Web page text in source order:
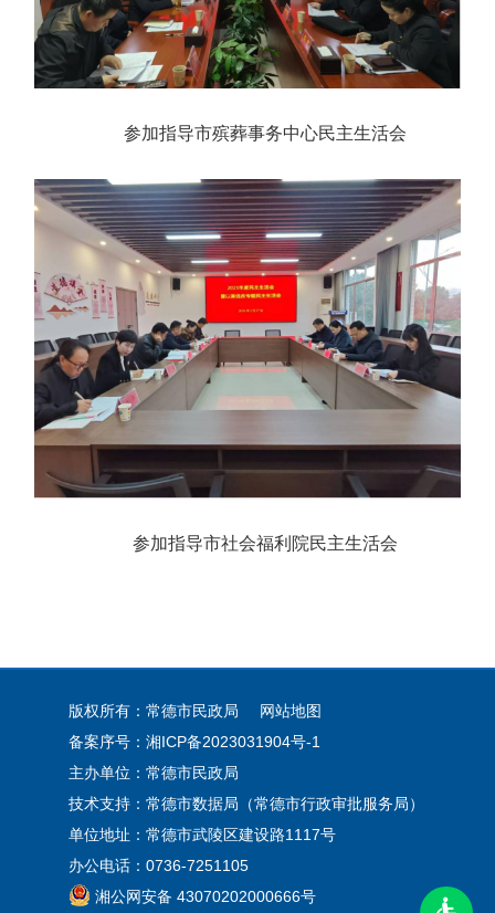
参加指导市殡葬事务中心民主生活会
参加指导市社会福利院民主生活会
版权所有：常德市民政局
网站地图
备案序号： 湘ICP备2023031904号-1
主办单位：常德市民政局
技术支持：常德市数据局（常德市行政审批服务局）
单位地址：常德市武陵区建设路1117号
办公电话：0736-7251105
湘公网安备 43070202000666号